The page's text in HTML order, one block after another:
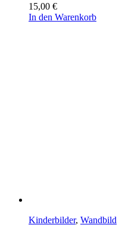
15,00 €
In den Warenkorb
Kinderbilder, Wandbild